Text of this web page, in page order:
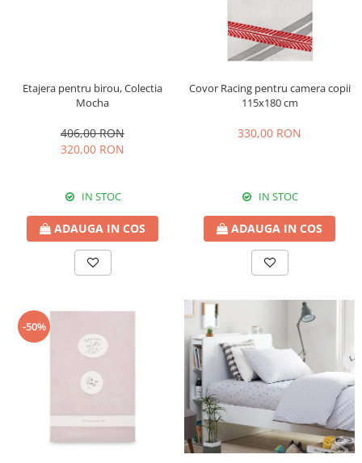
Etajera pentru birou, Colectia
Mocha
406,00 RON
320,00 RON
IN STOC
ADAUGA IN COS
Covor Racing pentru camera copii
115x180 cm
330,00 RON
IN STOC
ADAUGA IN COS
-50%